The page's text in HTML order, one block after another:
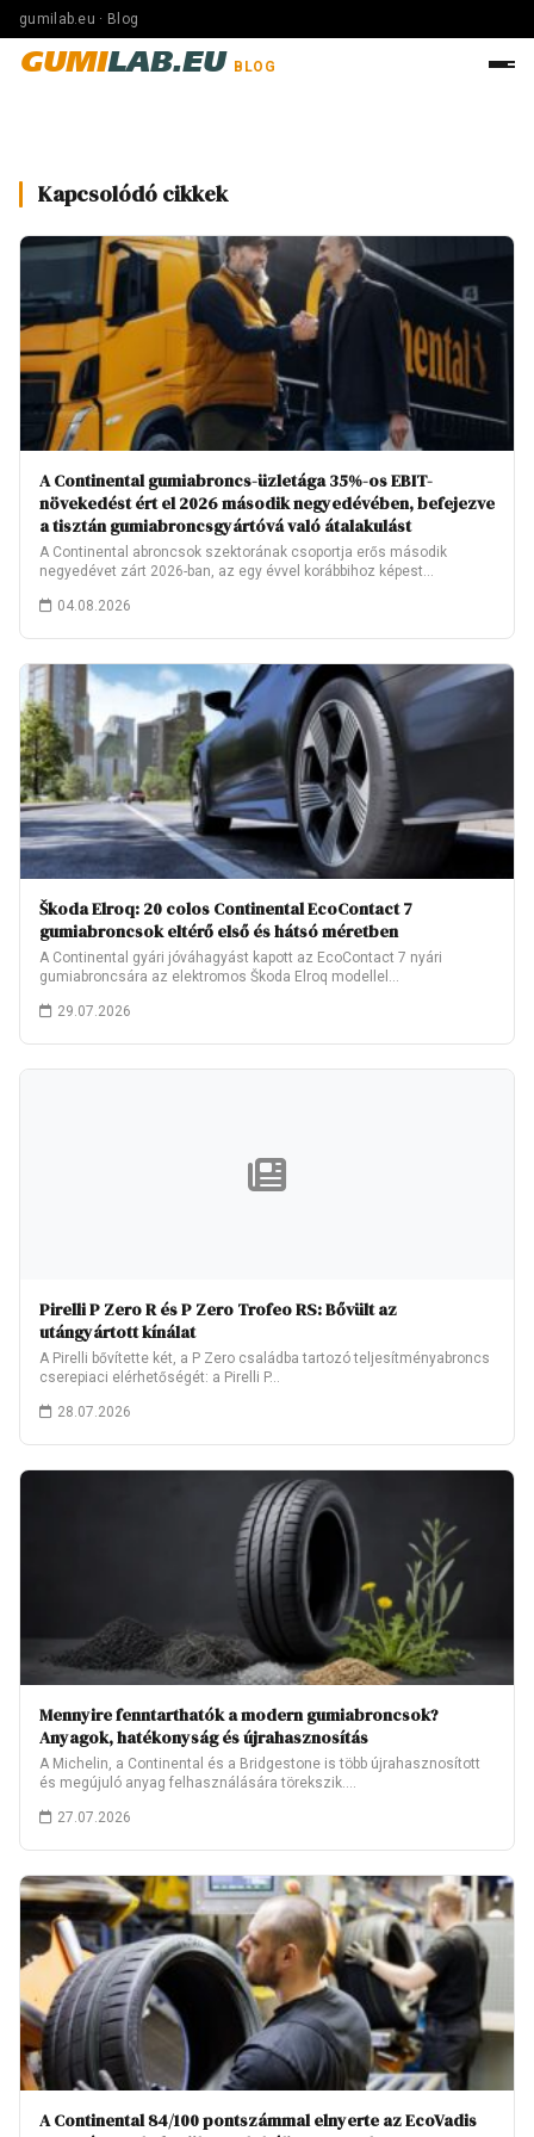
gumilab.eu · Blog
GUMILAB.EU BLOG
Kapcsolódó cikkek
A Continental gumiabroncs-üzletága 35%-os EBIT-
növekedést ért el 2026 második negyedévében, befejezve
a tisztán gumiabroncsgyártóvá való átalakulást
A Continental abroncsok szektorának csoportja erős második
negyedévet zárt 2026-ban, az egy évvel korábbihoz képest…
04.08.2026
Škoda Elroq: 20 colos Continental EcoContact 7
gumiabroncsok eltérő első és hátsó méretben
A Continental gyári jóváhagyást kapott az EcoContact 7 nyári
gumiabroncsára az elektromos Škoda Elroq modellel…
29.07.2026
Pirelli P Zero R és P Zero Trofeo RS: Bővült az
utángyártott kínálat
A Pirelli bővítette két, a P Zero családba tartozó teljesítményabroncs
cserepiaci elérhetőségét: a Pirelli P…
28.07.2026
Mennyire fenntarthatók a modern gumiabroncsok?
Anyagok, hatékonyság és újrahasznosítás
A Michelin, a Continental és a Bridgestone is több újrahasznosított
és megújuló anyag felhasználására törekszik.…
27.07.2026
A Continental 84/100 pontszámmal elnyerte az EcoVadis